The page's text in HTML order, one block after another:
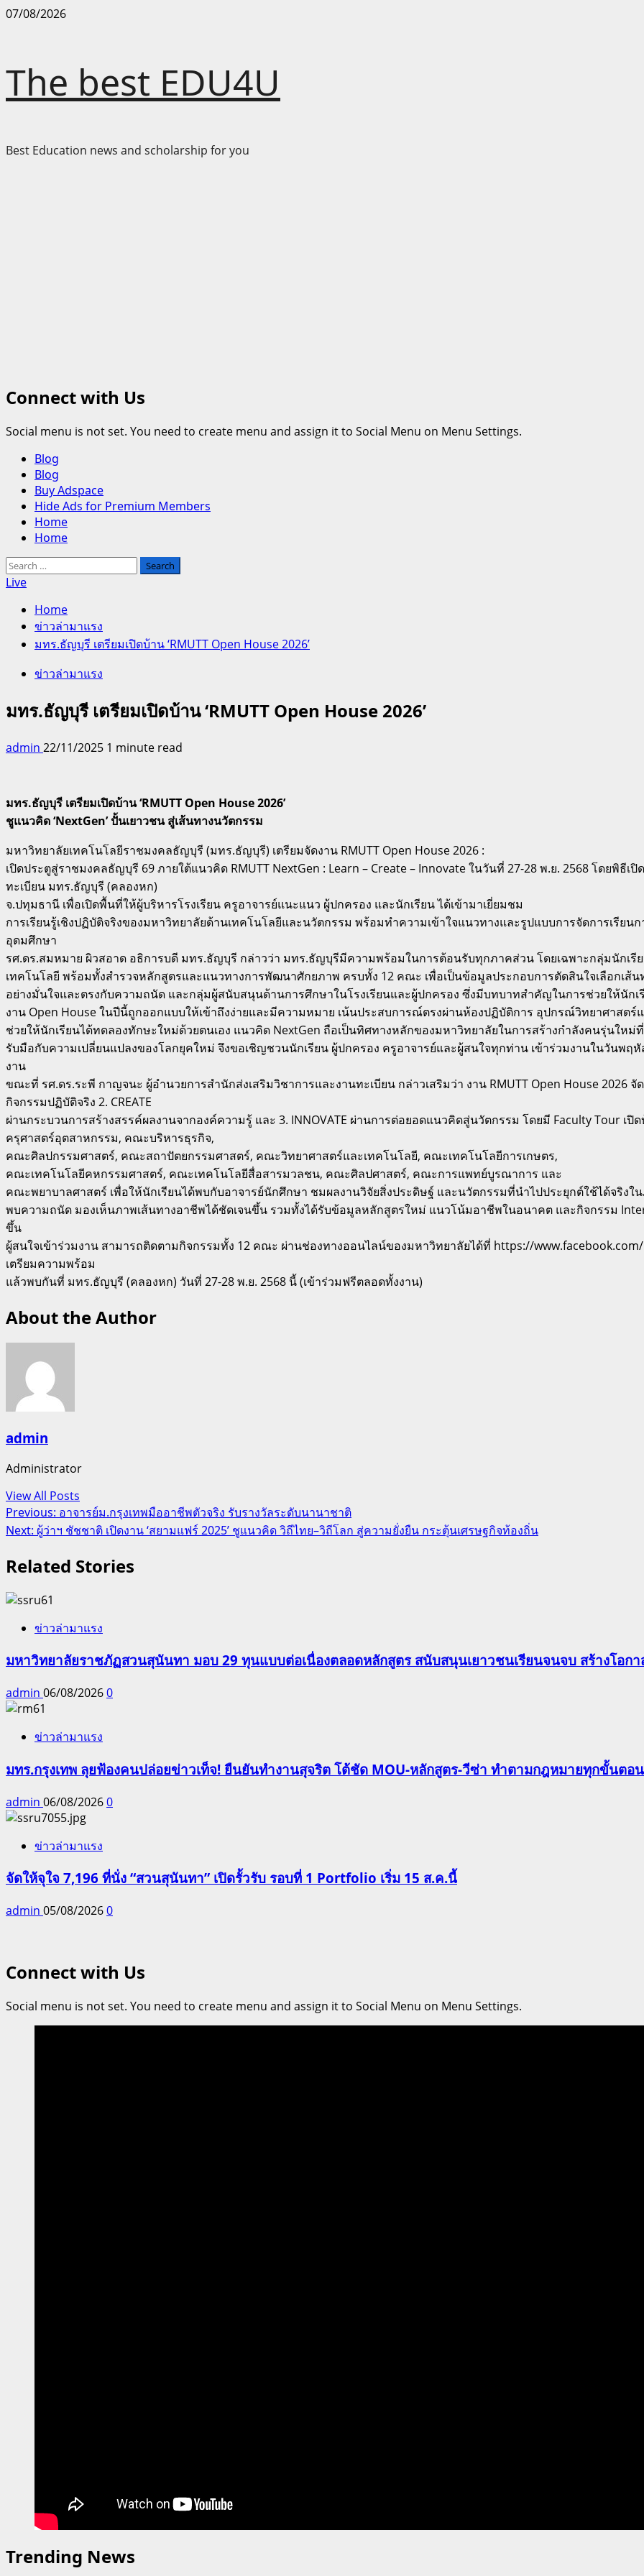
Skip
07/08/2026
The best EDU4U
Best Education news and scholarship for you
Connect with Us
Social menu is not set. You need to create menu and assign it to Social Menu on Menu Settings.
Primary
Menu
Blog
Blog
Buy Adspace
Hide Ads for Premium Members
Home
Home
Search
for:
Live
Home
ข่าวล่ามาแรง
มทร.ธัญบุรี เตรียมเปิดบ้าน ‘RMUTT Open House 2026’
ข่าวล่ามาแรง
มทร.ธัญบุรี เตรียมเปิดบ้าน ‘RMUTT Open House 2026’
admin 22/11/2025 1 minute read
มทร.ธัญบุรี เตรียมเปิดบ้าน ‘RMUTT Open House 2026’
ชูแนวคิด ‘NextGen’ ปั้นเยาวชน สู่เส้นทางนวัตกรรม
มหาวิทยาลัยเทคโนโลยีราชมงคลธัญบุรี (มทร.ธัญบุรี) เตรียมจัดงาน RMUTT Open House 2026 :
เปิดประตูสู่ราชมงคลธัญบุรี 69 ภายใต้แนวคิด RMUTT NextGen : Learn – Create – Innovate ในวันที่ 27-28 พ.ย. 2568 โดยพิธี
ทะเบียน มทร.ธัญบุรี (คลองหก)
จ.ปทุมธานี เพื่อเปิดพื้นที่ให้ผู้บริหารโรงเรียน ครูอาจารย์แนะแนว ผู้ปกครอง และนักเรียน ได้เข้ามาเยี่ยมชม
การเรียนรู้เชิงปฏิบัติจริงของมหาวิทยาลัยด้านเทคโนโลยีและนวัตกรรม พร้อมทำความเข้าใจแนวทางและรูปแบบการจัดการเรีย
อุดมศึกษา
รศ.ดร.สมหมาย ผิวสอาด อธิการบดี มทร.ธัญบุรี กล่าวว่า มทร.ธัญบุรีมีความพร้อมในการต้อนรับทุกภาคส่วน โดยเฉพาะกลุ่มนักเรี
เทคโนโลยี พร้อมทั้งสำรวจหลักสูตรและแนวทางการพัฒนาศักยภาพ ครบทั้ง 12 คณะ เพื่อเป็นข้อมูลประกอบการตัดสินใจเลือกเส้
อย่างมั่นใจและตรงกับความถนัด และกลุ่มผู้สนับสนุนด้านการศึกษาในโรงเรียนและผู้ปกครอง ซึ่งมีบทบาทสำคัญในการช่วยให้นักเ
งาน Open House ในปีนี้ถูกออกแบบให้เข้าถึงง่ายและมีความหมาย เน้นประสบการณ์ตรงผ่านห้องปฏิบัติการ อุปกรณ์วิทยาศาสต
ช่วยให้นักเรียนได้ทดลองทักษะใหม่ด้วยตนเอง แนวคิด NextGen ถือเป็นทิศทางหลักของมหาวิทยาลัยในการสร้างกำลังคนรุ่นให
รับมือกับความเปลี่ยนแปลงของโลกยุคใหม่ จึงขอเชิญชวนนักเรียน ผู้ปกครอง ครูอาจารย์และผู้สนใจทุกท่าน เข้าร่วมงานในวันพ
งาน
ขณะที่ รศ.ดร.ระพี กาญจนะ ผู้อำนวยการสำนักส่งเสริมวิชาการและงานทะเบียน กล่าวเสริมว่า งาน RMUTT Open House 2026
กิจกรรมปฏิบัติจริง 2. CREATE
ผ่านกระบวนการสร้างสรรค์ผลงานจากองค์ความรู้ และ 3. INNOVATE ผ่านการต่อยอดแนวคิดสู่นวัตกรรม โดยมี Faculty Tour
ครุศาสตร์อุตสาหกรรม, คณะบริหารธุรกิจ,
คณะศิลปกรรมศาสตร์, คณะสถาปัตยกรรมศาสตร์, คณะวิทยาศาสตร์และเทคโนโลยี, คณะเทคโนโลยีการเกษตร,
คณะเทคโนโลยีคหกรรมศาสตร์, คณะเทคโนโลยีสื่อสารมวลชน, คณะศิลปศาสตร์, คณะการแพทย์บูรณาการ และ
คณะพยาบาลศาสตร์ เพื่อให้นักเรียนได้พบกับอาจารย์นักศึกษา ชมผลงานวิจัยสิ่งประดิษฐ์ และนวัตกรรมที่นำไปประยุกต์ใช้ได้จริง
พบความถนัด มองเห็นภาพเส้นทางอาชีพได้ชัดเจนขึ้น รวมทั้งได้รับข้อมูลหลักสูตรใหม่ แนวโน้มอาชีพในอนาคต และกิจกรรม
ขึ้น
ผู้สนใจเข้าร่วมงาน สามารถติดตามกิจกรรมทั้ง 12 คณะ ผ่านช่องทางออนไลน์ของมหาวิทยาลัยได้ที่ https://
เตรียมความพร้อม
แล้วพบกันที่ มทร.ธัญบุรี (คลองหก) วันที่ 27-28 พ.ย. 2568 นี้ (เข้าร่วมฟรีตลอดทั้งงาน)
About the Author
admin
Administrator
View All Posts
Post
navigation
Previous: อาจารย์ม.กรุงเทพมืออาชีพตัวจริง รับรางวัลระดับนานาชาติ
Next: ผู้ว่าฯ ชัชชาติ เปิดงาน ‘สยามแฟร์ 2025’ ชูแนวคิด วิถีไทย–วิถีโลก สู่ความยั่งยืน กระตุ้นเศรษฐกิจท้องถิ่น
Related Stories
ข่าวล่ามาแรง
มหาวิทยาลัยราชภัฏสวนสุนันทา มอบ 29 ทุนแบบต่อเนื่องตลอดหลักสูตร สนับสนุนเยาวชนเรียนจนจบ สร้างโอกา
admin 06/08/20260
ข่าวล่ามาแรง
มทร.กรุงเทพ ลุยฟ้องคนปล่อยข่าวเท็จ! ยืนยันทำงานสุจริต โต้ชัด MOU-หลักสูตร-วีซ่า ทำตามกฎหมายทุกขั้นตอน
admin 06/08/20260
ข่าวล่ามาแรง
จัดให้จุใจ 7,196 ที่นั่ง “สวนสุนันทา” เปิดรั้วรับ รอบที่ 1 Portfolio เริ่ม 15 ส.ค.นี้
admin 05/08/20260
Connect with Us
Social menu is not set. You need to create menu and assign it to Social Menu on Menu Settings.
Trending News